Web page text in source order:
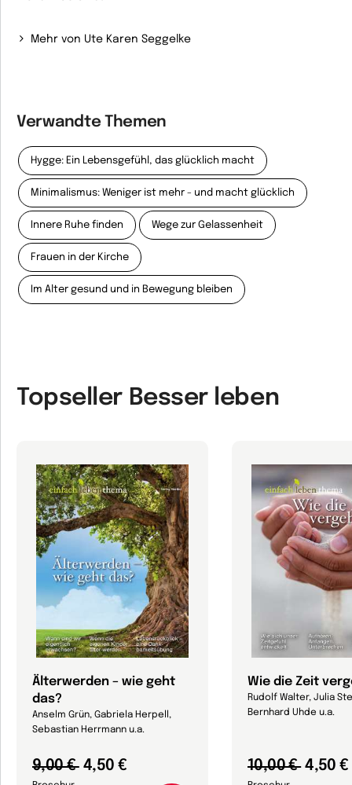
Mehr von Ute Karen Seggelke
Verwandte Themen
Hygge: Ein Lebensgefühl, das glücklich macht
Minimalismus: Weniger ist mehr - und macht glücklich
Innere Ruhe finden Wege zur Gelassenheit
Frauen in der Kirche
Im Alter gesund und in Bewegung bleiben
Topseller Besser leben
Älterwerden – wie geht
das?
Anselm Grün, Gabriela Herpell,
Sebastian Herrmann u.a.
9,00 € 4,50 €
Wie die Zeit
Rudolf Walter, Julia
Bernhard Uhde u.a.
10,00 € 4,50 €